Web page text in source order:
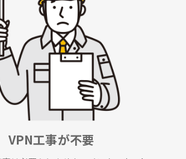
VPN工事が不要